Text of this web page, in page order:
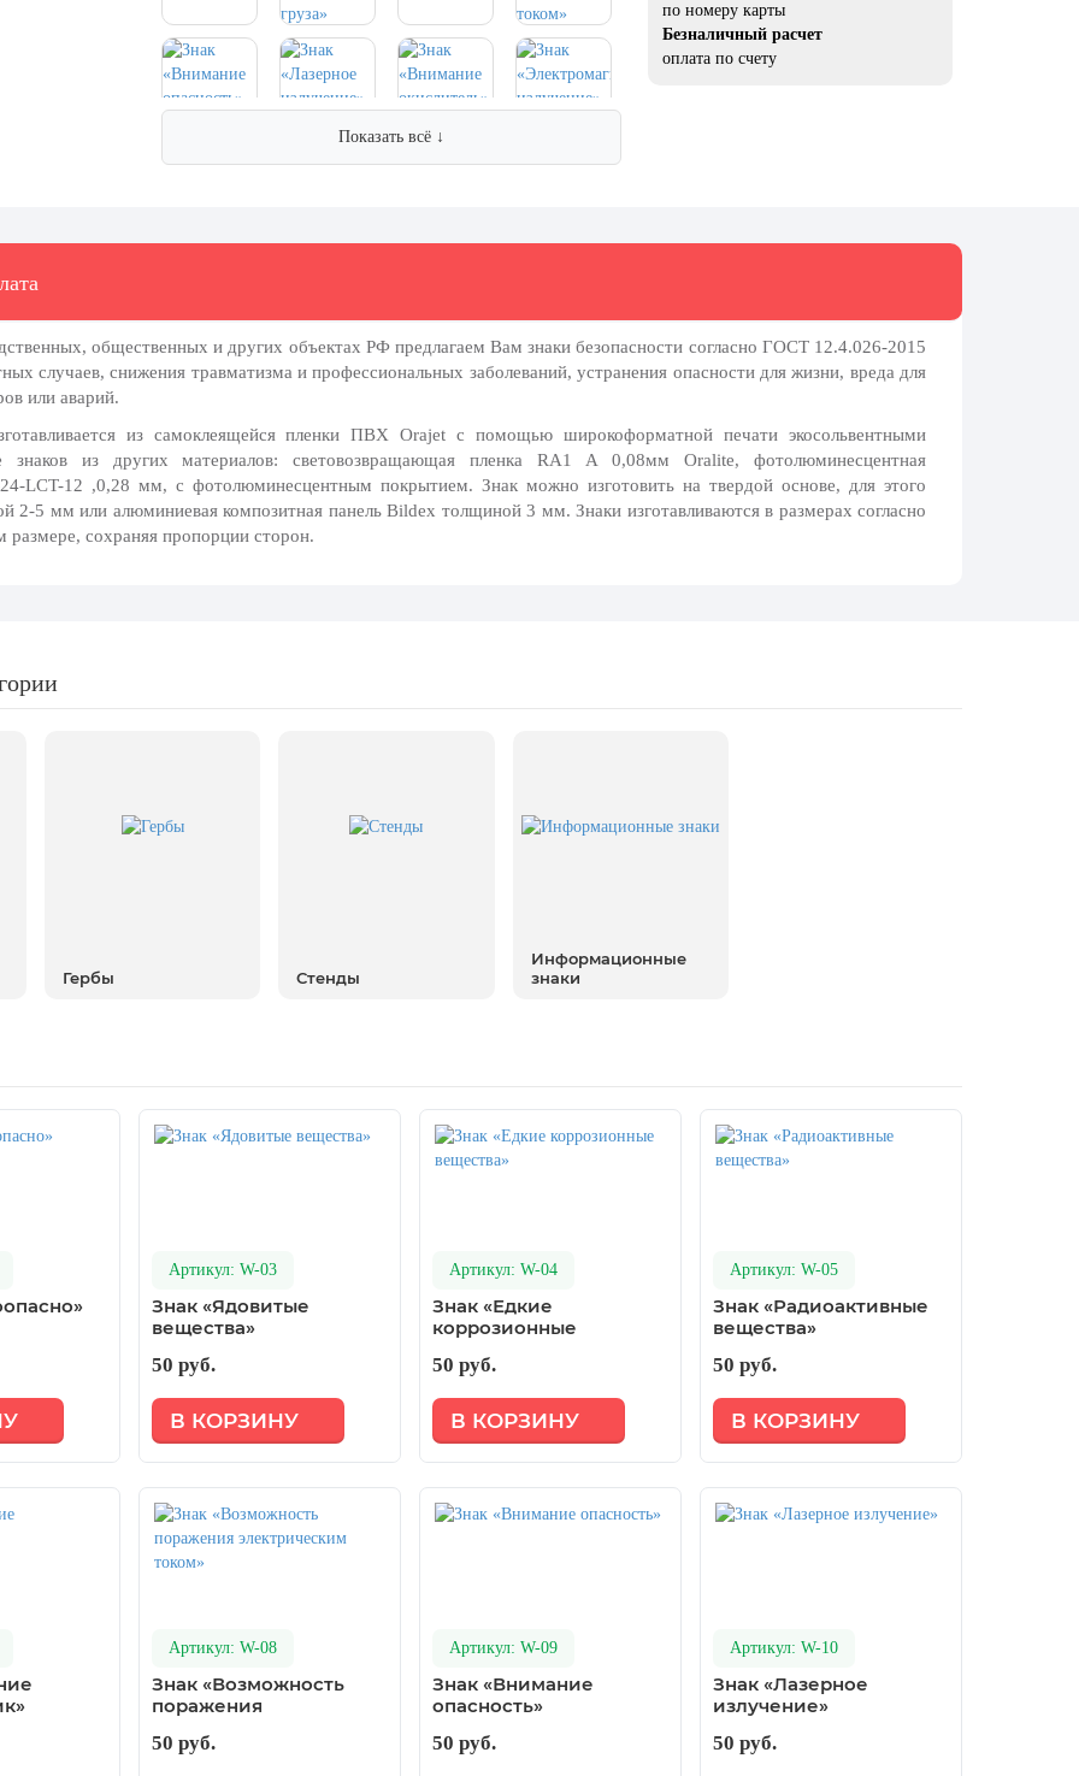
Показать всё ↓
по номеру карты
Безналичный расчет
оплата по счету
общественных и других объектах РФ предлагаем Вам знаки безопасности согласно ГОСТ 12.4.026-2015
случаев, снижения травматизма и профессиональных заболеваний, устранения опасности для жизни, вреда для
или аварий.
из самоклеящейся пленки ПВХ Orajet с помощью широкоформатной печати экосольвентными
знаков из других материалов: световозвращающая пленка RA1 A 0,08мм Oralite, фотолюминесцентная
LCT-12 ,0,28 мм, с фотолюминесцентным покрытием. Знак можно изготовить на твердой основе, для этого
2-5 мм или алюминиевая композитная панель Bildex толщиной 3 мм. Знаки изготавливаются в размерах согласно
сохраняя пропорции сторон.
Гербы Стенды
Информационные
знаки
Артикул: W-03
Знак «Ядовитые
вещества»
50 руб.
В КОРЗИНУ
Артикул: W-04
Знак «Едкие
коррозионные
50 руб.
В КОРЗИНУ
Артикул: W-05
Знак «Радиоактивные
вещества»
50 руб.
В КОРЗИНУ
Артикул: W-08
Знак «Возможность
поражения
50 руб.
Артикул: W-09
Знак «Внимание
опасность»
50 руб.
Артикул: W-10
Знак «Лазерное
излучение»
50 руб.